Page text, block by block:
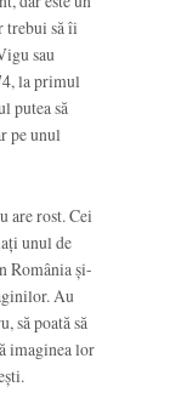
trebui să îi
sau
la primul
putea să
pe unul
are rost. Cei
unul de
România și-
Au
să poată să
imaginea lor